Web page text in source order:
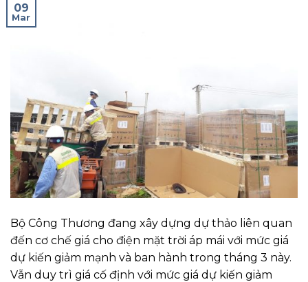
09
Mar
Bộ Công Thương đang xây dựng dự thảo liên quan
đến cơ chế giá cho điện mặt trời áp mái với mức giá
dự kiến giảm mạnh và ban hành trong tháng 3 này.
Vẫn duy trì giá cố định với mức giá dự kiến giảm